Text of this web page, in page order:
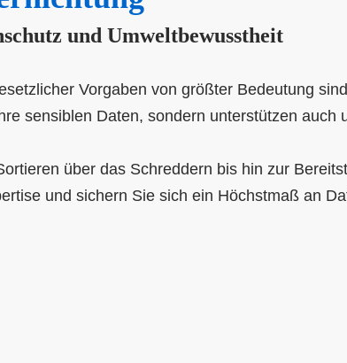
und Umweltbewusstheit
Vorgaben von größter Bedeutung
sensiblen Daten, sondern unterstützen auch
über das Schreddern bis hin zur
und sichern Sie sich ein Höchstmaß an